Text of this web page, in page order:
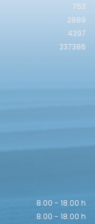
753
2889
4397
237386
8.00 - 18.00 h
8.00 - 18.00 h